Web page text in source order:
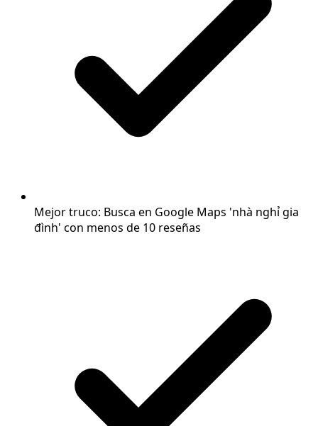
Mejor truco: Busca en Google Maps 'nhà nghỉ gia
đình' con menos de 10 reseñas